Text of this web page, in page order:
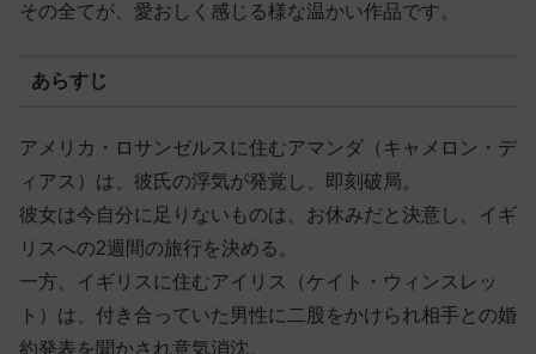
その全てが、愛おしく感じる様な温かい作品です。
あらすじ
アメリカ・ロサンゼルスに住むアマンダ（キャメロン・デ
ィアス）は、彼氏の浮気が発覚し、即刻破局。
彼女は今自分に足りないものは、お休みだと決意し、イギ
リスへの2週間の旅行を決める。
一方、イギリスに住むアイリス（ケイト・ウィンスレッ
ト）は、付き合っていた男性に二股をかけられ相手との婚
約発表を聞かされ意気消沈。